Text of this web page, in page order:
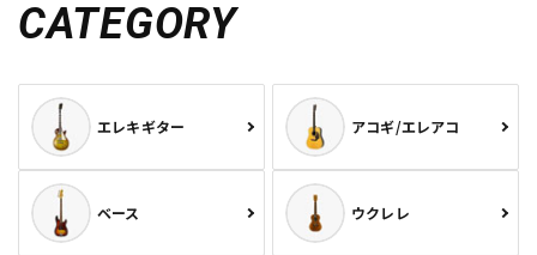
CATEGORY
エレキギター アコギ/エレアコ
ベース ウクレレ